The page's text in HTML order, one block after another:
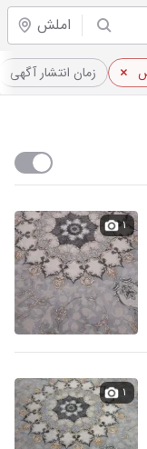
املش
زمان انتشار آگهی
۱
۱